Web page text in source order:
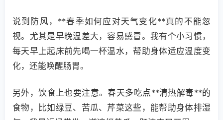
说到防风，**春季如何应对天气变化**真的不能忽
视。尤其是早晚温差大，容易感冒。我有个小习惯，
每天早上起床前先喝一杯温水，帮助身体适应温度变
化，还能唤醒肠胃。
另外，饮食上也要注意。春天多吃点**清热解毒**的
食物，比如绿豆、苦瓜、芹菜这些，能帮助身体排湿